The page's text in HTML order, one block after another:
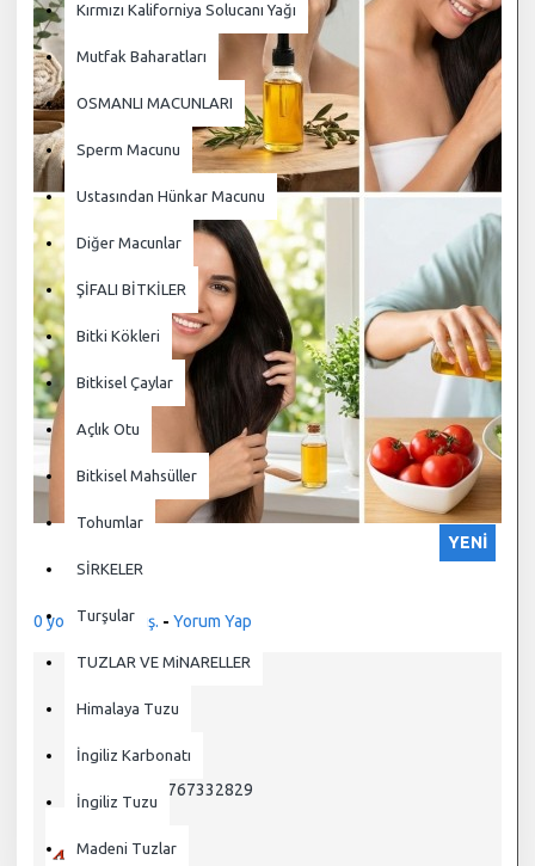
Kırmızı Kaliforniya Solucanı Yağı
Mutfak Baharatları
OSMANLI MACUNLARI
Sperm Macunu
Ustasından Hünkar Macunu
Diğer Macunlar
ŞİFALI BİTKİLER
Bitki Kökleri
Bitkisel Çaylar
Açlık Otu
Bitkisel Mahsüller
Tohumlar
SİRKELER
Turşular
TUZLAR VE MiNARELLER
Himalaya Tuzu
İngiliz Karbonatı
İngiliz Tuzu
Madeni Tuzlar
YENI
0 yorum yapılmış. - Yorum Yap
STOK:
KOD: 7120
786767332829